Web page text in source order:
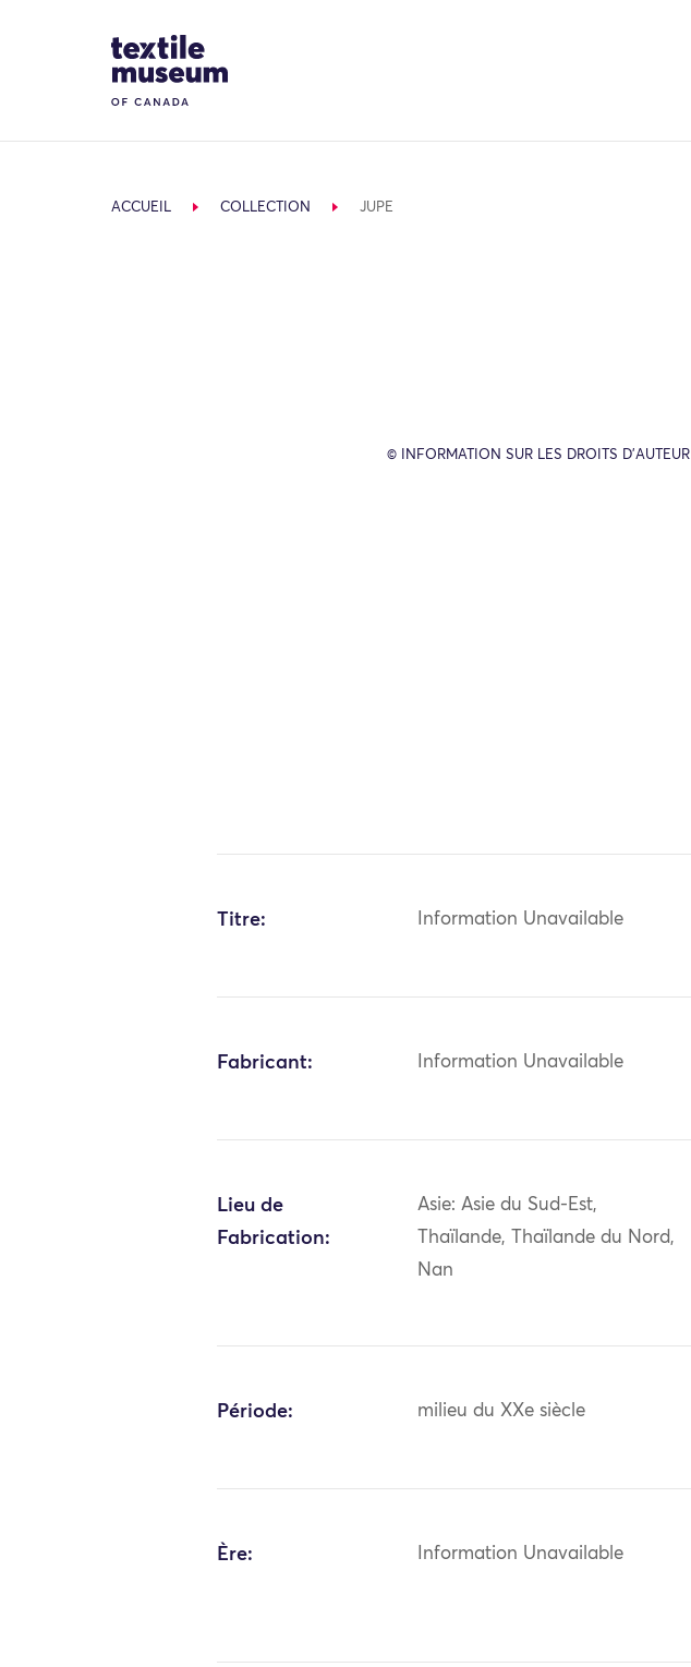
Site Logo
ACCUEIL COLLECTION JUPE
© INFORMATION SUR LES DROITS D’AUTEUR
Titre: Information Unavailable
Fabricant: Information Unavailable
Lieu de
Fabrication:
Asie: Asie du Sud-Est,
Thaïlande, Thaïlande du Nord,
Nan
Période: milieu du XXe siècle
Ère: Information Unavailable